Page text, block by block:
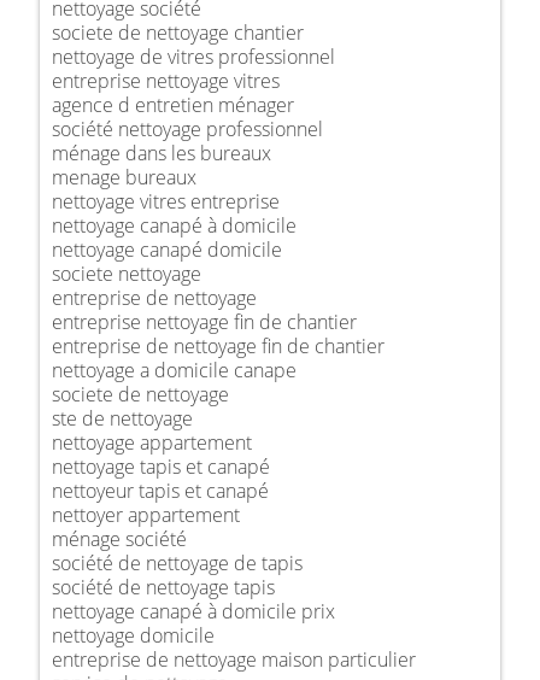
nettoyage société
societe de nettoyage chantier
nettoyage de vitres professionnel
entreprise nettoyage vitres
agence d entretien ménager
société nettoyage professionnel
ménage dans les bureaux
menage bureaux
nettoyage vitres entreprise
nettoyage canapé à domicile
nettoyage canapé domicile
societe nettoyage
entreprise de nettoyage
entreprise nettoyage fin de chantier
entreprise de nettoyage fin de chantier
nettoyage a domicile canape
societe de nettoyage
ste de nettoyage
nettoyage appartement
nettoyage tapis et canapé
nettoyeur tapis et canapé
nettoyer appartement
ménage société
société de nettoyage de tapis
société de nettoyage tapis
nettoyage canapé à domicile prix
nettoyage domicile
entreprise de nettoyage maison particulier